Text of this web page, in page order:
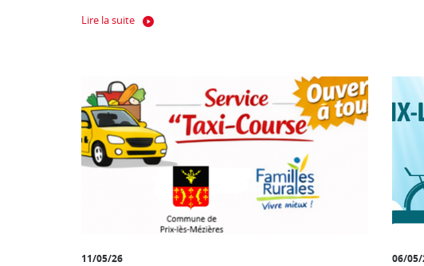
Lire la suite
11/05/26 06/05/